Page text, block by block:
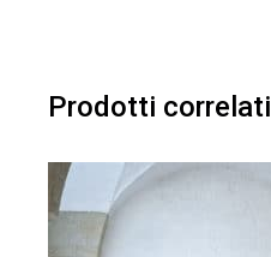
Prodotti correlati